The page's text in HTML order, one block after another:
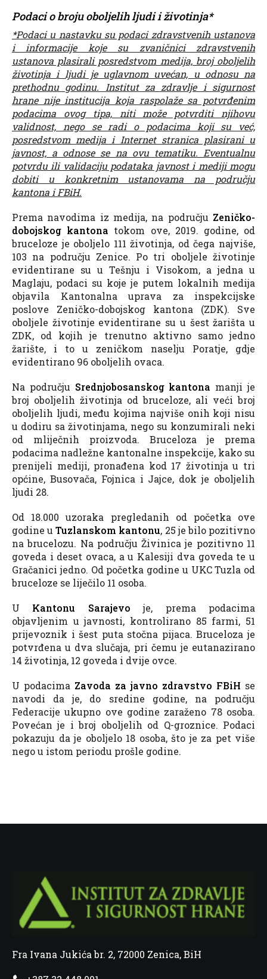
Podaci o broju oboljelih ljudi i životinja*
*Podaci u nastavku su podaci zdravstvenih ustanova
i informacije koje su zvaničnici zdravstvenih
ustanova plasirali posredstvom medija, broj oboljelih
životinja i ljudi je uglavnom uvećan, u odnosu na
prethodnu godinu. Institut za zdravlje i sigurnost
hrane nije institucija koja raspolaže sa potvrđenim
podacima ovog tipa, niti može potvrditi njihovu
validnost, nego se radi o podacima koji su već,
posredstvom medija i Internet stranica plasirani u
javnost, a odnose se na ovu tematiku. Eventualnu
potvrdu ili validaciju podataka javnost i mediji mogu
dobiti u konkretnim ustanovama na području
kantona i FBiH.
Prema navodima iz medija, na području Zeničko-
dobojskog kantona tokom ove, 2019. godine, od
bruceloze je oboljelo 111 životinja, od čega najviše,
103 na području Zenice. Po tri oboljele životinje
evidentirane su u Tešnju i Visokom, a jedna u
Maglaju, podaci su koje je putem lokalnih medija
objavila Kantonalna uprava za inspekcijske
poslove Zeničko-dobojskog kantona (ZDK). Sve
oboljele životinje evidentirane su u šest žarišta u
ZDK, od kojih je trenutno aktivno samo jedno
žarište, i to u zeničkom naselju Poratje, gdje
evidentirano 96 oboljelih ovaca.
Na području Srednjobosanskog kantona manji je
broj oboljelih životinja od bruceloze, ali veći broj
oboljelih ljudi, među kojima najviše onih koji nisu
u dodiru sa životinjama, nego su konzumirali neki
od mliječnih proizvoda. Bruceloza je prema
podacima nadležne kantonalne inspekcije, kako su
prenijeli mediji, pronađena kod 17 životinja u tri
općine, Busovača, Fojnica i Jajce, dok je oboljelih
ljudi 28.
Od 18.000 uzoraka pregledanih od početka ove
godine uTuzlanskom kantonu, 25 je bilo pozitivno
na brucelozu. Na području Živinica je pozitivno 11
goveda i deset ovaca, a u Kalesiji dva goveda te u
Gračanici jedno. Od početka godine u UKC Tuzla od
bruceloze se liječilo 11 osoba.
U Kantonu Sarajevo je, prema podacima
objavljenim u javnosti, kontrolirano 85 farmi, 51
prijevoznik i šest puta stočna pijaca. Bruceloza je
potvrđena u dva slučaja, pri čemu je eutanazirano
14 životinja, 12 goveda i dvije ovce.
U podacima Zavoda za javno zdravstvo FBiH se
navodi da je, do sredine godine, na području
Federacije ukupno ove godine zaraženo 78 osoba.
Povećan je i broj oboljelih od Q-groznice. Podaci
pokazuju da je oboljelo 18 osoba, što je za pet više
nego u istom periodu prošle godine.
Fra Ivana Jukića br. 2, 72000 Zenica, BiH